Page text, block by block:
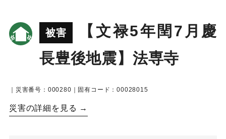
被害
【文禄5年閏7月慶
長豊後地震】法専寺
｜災害番号：000280｜固有コード：00028015
災害の詳細を見る →